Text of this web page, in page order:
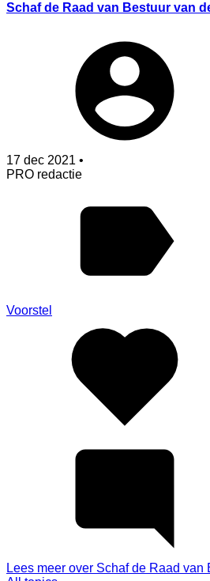
Schaf de Raad van Bestuur van
17 dec 2021 •
PRO redactie
Voorstel
Lees meer over Schaf de Raad van